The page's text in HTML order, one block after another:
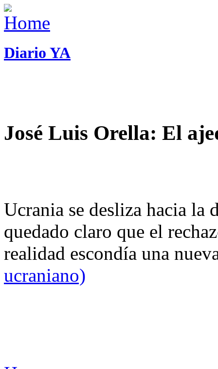
Diario YA
José Luis Orella: El
Ucrania se desliza hacia
quedado claro que el
realidad escondía una
ucraniano)